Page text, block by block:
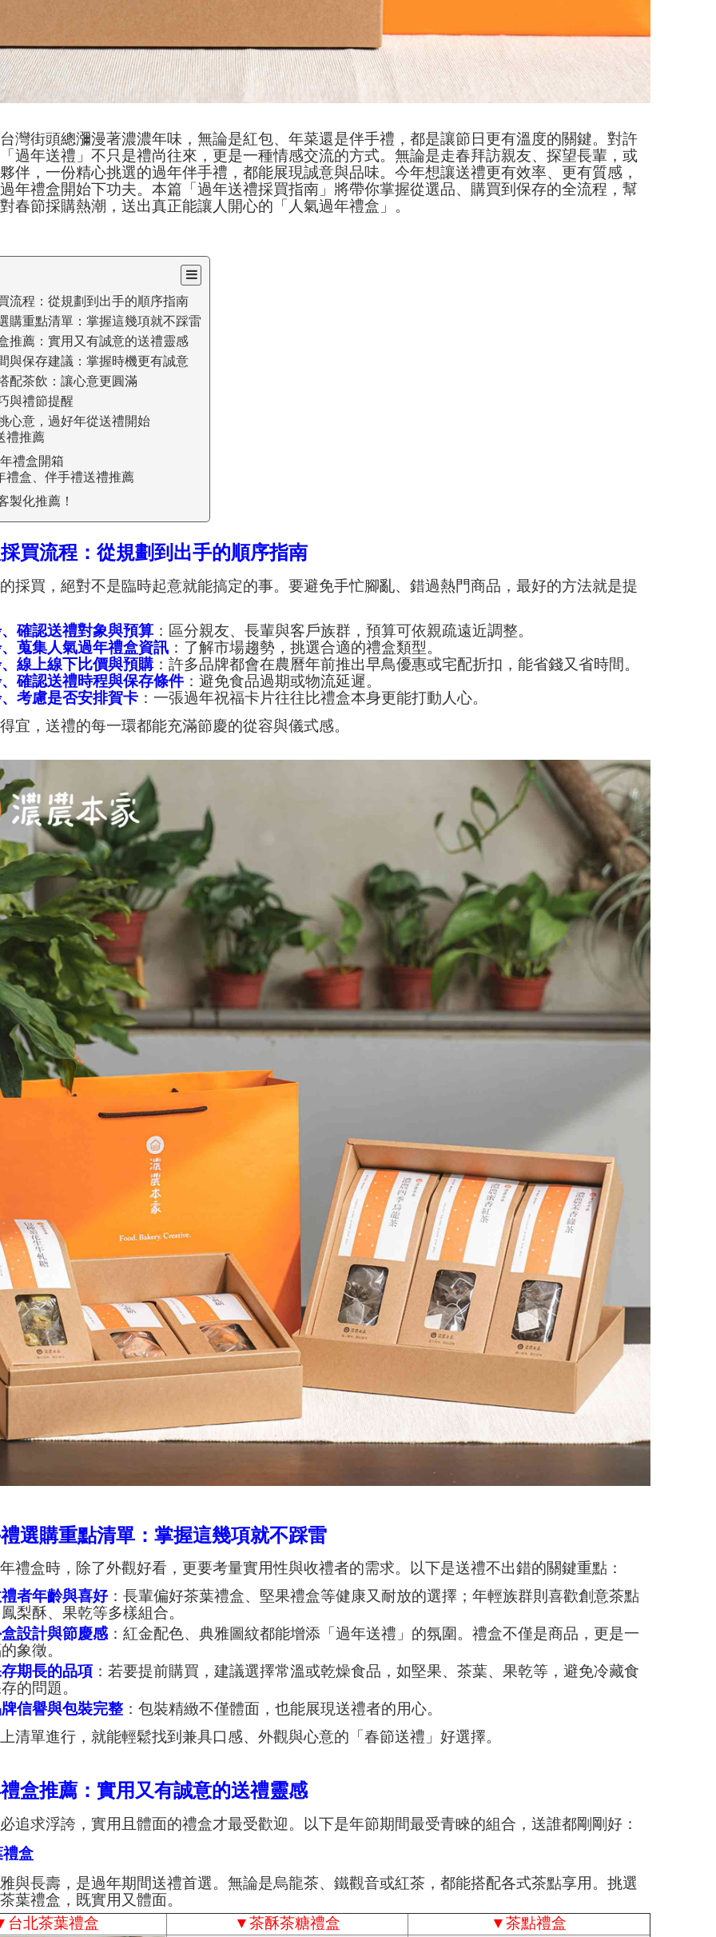
灣街頭總瀰漫著濃濃年味，無論是紅包、年菜還是伴手禮，都是讓節日更有溫度的關鍵。對許
過年送禮」不只是禮尚往來，更是一種情感交流的方式。無論是走春拜訪親友、探望長輩，或
伴，一份精心挑選的過年伴手禮，都能展現誠意與品味。今年想讓送禮更有效率、更有質感，
年禮盒開始下功夫。本篇「過年送禮採買指南」將帶你掌握從選品、購買到保存的全流程，幫
春節採購熱潮，送出真正能讓人開心的「人氣過年禮盒」。
流程：從規劃到出手的順序指南
購重點清單：掌握這幾項就不踩雷
推薦：實用又有誠意的送禮靈感
與保存建議：掌握時機更有誠意
配茶飲：讓心意更圓滿
與禮節提醒
心意，過好年從送禮開始
禮推薦
禮盒開箱
禮盒、伴手禮送禮推薦
製化推薦！
買流程：從規劃到出手的順序指南
採買，絕對不是臨時起意就能搞定的事。要避免手忙腳亂、錯過熱門商品，最好的方法就是提
確認送禮對象與預算 ：區分親友、長輩與客戶族群，預算可依親疏遠近調整。
蒐集人氣過年禮盒資訊 ： 了解市場趨勢，挑選合適的禮盒類型。
線上線下比價與預購：許多品牌都會在農曆年前推出早鳥優惠或宅配折扣，能省錢又省時間。
確認送禮時程與保存條件 ：避免食品過期或物流延遲。
考慮是否安排賀卡 ：一張過年祝福卡片往往比禮盒本身更能打動人心。
宜，送禮的每一環都能充滿節慶的從容與儀式感。
選購重點清單：掌握這幾項就不踩雷
禮盒時，除了外觀好看，更要考量實用性與收禮者的需求。以下是送禮不出錯的關鍵重點：
者年齡與喜好：長輩偏好茶葉禮盒、堅果禮盒等健康又耐放的選擇；年輕族群則喜歡創意茶點
梨酥、果乾等多樣組合。
設計與節慶感 ：紅金配色、典雅圖紋都能增添「過年送禮」的氛圍。禮盒不僅是商品，更是一
象徵。
期長的品項 ：若要提前購買，建議選擇常溫或乾燥食品，如堅果、茶葉、果乾等，避免冷藏食
的問題。
信譽與包裝完整 ：包裝精緻不僅體面，也能展現送禮者的用心。
清單進行，就能輕鬆找到兼具口感、外觀與心意的「春節送禮」好選擇。
盒推薦：實用又有誠意的送禮靈感
追求浮誇，實用且體面的禮盒才最受歡迎。以下是年節期間最受青睞的組合，送誰都剛剛好：
禮盒
與長壽，是過年期間送禮首選。無論是烏龍茶、鐵觀音或紅茶，都能搭配各式茶點享用。挑選
葉禮盒，既實用又體面。
台北茶葉禮盒 ▼茶酥茶糖禮盒 ▼茶點禮盒